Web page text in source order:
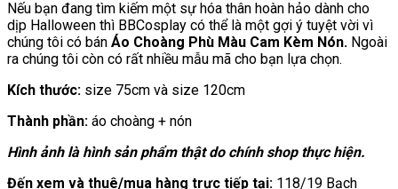
Nếu bạn đang tìm kiếm một sự hóa thân hoàn hảo dành cho
dịp Halloween thì BBCosplay có thể là một gợi ý tuyệt vời vì
chúng tôi có bán Áo Choàng Phù Màu Cam Kèm Nón. Ngoài
ra chúng tôi còn có rất nhiều mẫu mã cho bạn lựa chọn.
Kích thước: size 75cm và size 120cm
Thành phần: áo choàng + nón
Hình ảnh là hình sản phẩm thật do chính shop thực hiện.
Đến xem và thuê/mua hàng trực tiếp tại: 118/19 Bạch